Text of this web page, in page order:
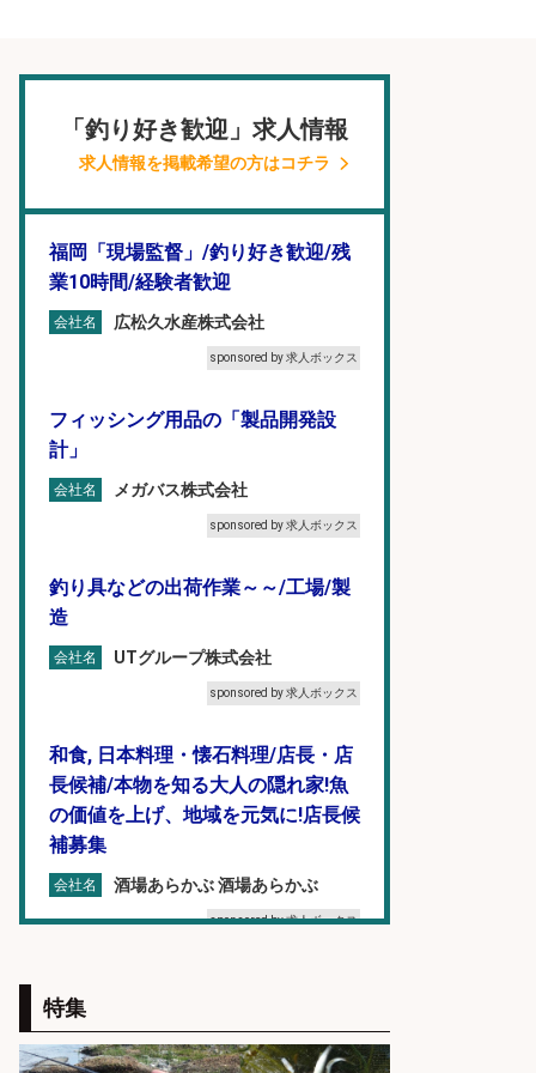
「釣り好き歓迎」求人情報
求人情報を掲載希望の方はコチラ
福岡「現場監督」/釣り好き歓迎/残
業10時間/経験者歓迎
会社名 広松久水産株式会社
sponsored by 求人ボックス
フィッシング用品の「製品開発設
計」
会社名 メガバス株式会社
sponsored by 求人ボックス
釣り具などの出荷作業～～/工場/製
造
会社名 UTグループ株式会社
sponsored by 求人ボックス
和食, 日本料理・懐石料理/店長・店
長候補/本物を知る大人の隠れ家!魚
の価値を上げ、地域を元気に!店長候
補募集
会社名 酒場あらかぶ 酒場あらかぶ
sponsored by 求人ボックス
発」/DAIWA公認製品/年休117日
会社名
株式会社スポーツライフプラネ
特集